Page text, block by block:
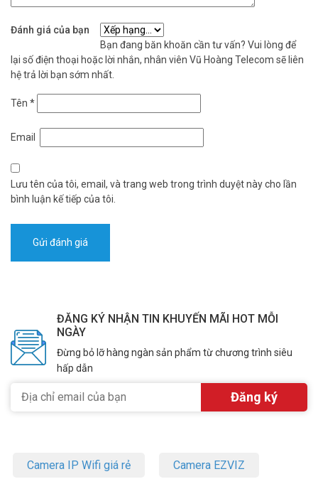
– Pin: Pin lithium sắt phosphate 3.2V 18000mah
– Tấm Pin Monocrystaline 20W
– Kích thước tấm pin: 350 *350 * 17mm
– Kích thước đèn: 320*268*80mm
– Xuất xứ: Trung Quốc.
– Thời gian bảo hành: 1 năm
Đặt mua đèn JINDIAN JD T200 NEW ngay hôm nay để được hỗ trợ
Vuhoangtelecom
Đánh giá của bạn
Bạn đang băn khoăn cần tư vấn? Vui lòng để
lại số điện thoại hoặc lời nhắn, nhân viên Vũ Hoàng Telecom sẽ liên
hệ trả lời bạn sớm nhất.
Tên *
Email
Lưu tên của tôi, email, và trang web trong trình duyệt này cho lần
bình luận kế tiếp của tôi.
ĐĂNG KÝ NHẬN TIN KHUYẾN MÃI HOT MỖI
NGÀY
Đừng bỏ lỡ hàng ngàn sản phẩm từ chương trình siêu
hấp dẫn
Camera IP Wifi giá rẻ Camera EZVIZ